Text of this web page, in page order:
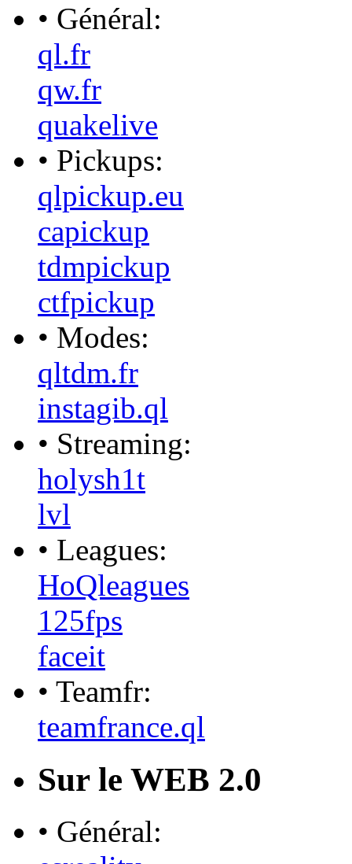
• Général:
ql.fr
qw.fr
quakelive
• Pickups:
qlpickup.eu
capickup
tdmpickup
ctfpickup
• Modes:
qltdm.fr
instagib.ql
• Streaming:
holysh1t
lvl
• Leagues:
HoQleagues
125fps
faceit
• Teamfr:
teamfrance.ql
Sur le WEB 2.0
• Général: